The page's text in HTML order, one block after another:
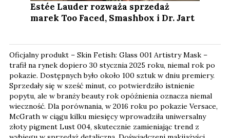
Estée Lauder rozważa sprzedaż
marek Too Faced, Smashbox i Dr. Jart
Oficjalny produkt – Skin Fetish: Glass 001 Artistry Mask –
trafił na rynek dopiero 30 stycznia 2025 roku, niemal rok po
pokazie. Dostępnych było około 100 sztuk w dniu premiery.
Sprzedały się w sześć minut, co potwierdziło istnienie
popytu, ale w branży beauty rok opóźnienia oznacza niemal
wieczność. Dla porównania, w 2016 roku po pokazie Versace,
McGrath w ciągu kilku miesięcy wprowadziła uniwersalny
złoty pigment Lust 004, skutecznie zamieniając trend z